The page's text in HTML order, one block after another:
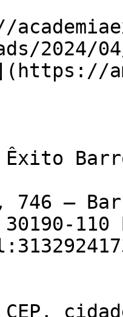
2024/
Êxito
746 –
30190-